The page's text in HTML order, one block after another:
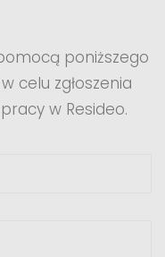
poniższego
celu zgłoszenia
w Resideo.